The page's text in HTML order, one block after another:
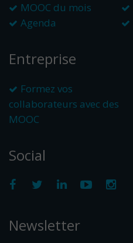
MOOC du mois
Agenda
Entreprise
Formez vos
collaborateurs avec des
MOOC
Social
Newsletter